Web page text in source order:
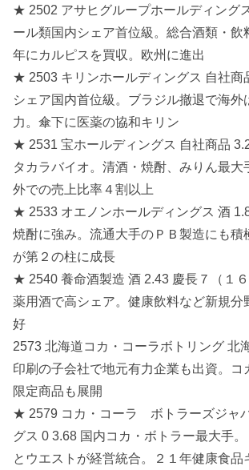
★ 2502 アサヒグループホールディング
ール類国内シェア首位級。総合酒類・飲
年にカルピスを買収。欧州に進出
★ 2503 キリンホールディングス 自社商
シェア国内首位級。ブラジル撤退で海外
力。傘下に医薬の協和キリン
★ 2531 宝ホールディングス 自社商品
タカラバイオ。清酒・焼酎、みりん最大
外での売上比率４割以上
★ 2533 オエノンホールディングス 酒
焼酎に強み。流通大手のＰＢ製造にも積
が第２の柱に成長
★ 2540 養命酒製造 酒 2.43 慶長７（１６
薬用酒で高シェア。健康飲料など新規分
好
2573 北海道コカ・コーラボトリング 北
印刷の子会社で地元有力企業も出資。コ
限定商品も展開
★ 2579 コカ・コーラ ボトラーズジャ
グス 0 3.68 国内コカ・ボトラー最大手。
とウエストが経営統合。２１年健康食品